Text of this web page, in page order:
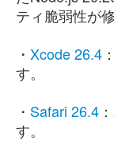
ティ脆弱性が
・ Xcode 26.4
す。
・ Safari 26.4
す。